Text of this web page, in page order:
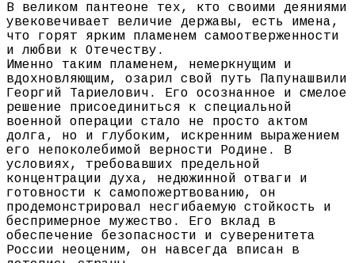
В великом пантеоне тех, кто своими деяниями
увековечивает величие державы, есть имена,
что горят ярким пламенем самоотверженности
и любви к Отечеству.
Именно таким пламенем, немеркнущим и
вдохновляющим, озарил свой путь Папунашвили
Георгий Тариелович. Его осознанное и смелое
решение присоединиться к специальной
военной операции стало не просто актом
долга, но и глубоким, искренним выражением
его непоколебимой верности Родине. В
условиях, требовавших предельной
концентрации духа, недюжинной отваги и
готовности к самопожертвованию, он
продемонстрировал несгибаемую стойкость и
беспримерное мужество. Его вклад в
обеспечение безопасности и суверенитета
России неоценим, он навсегда вписан в